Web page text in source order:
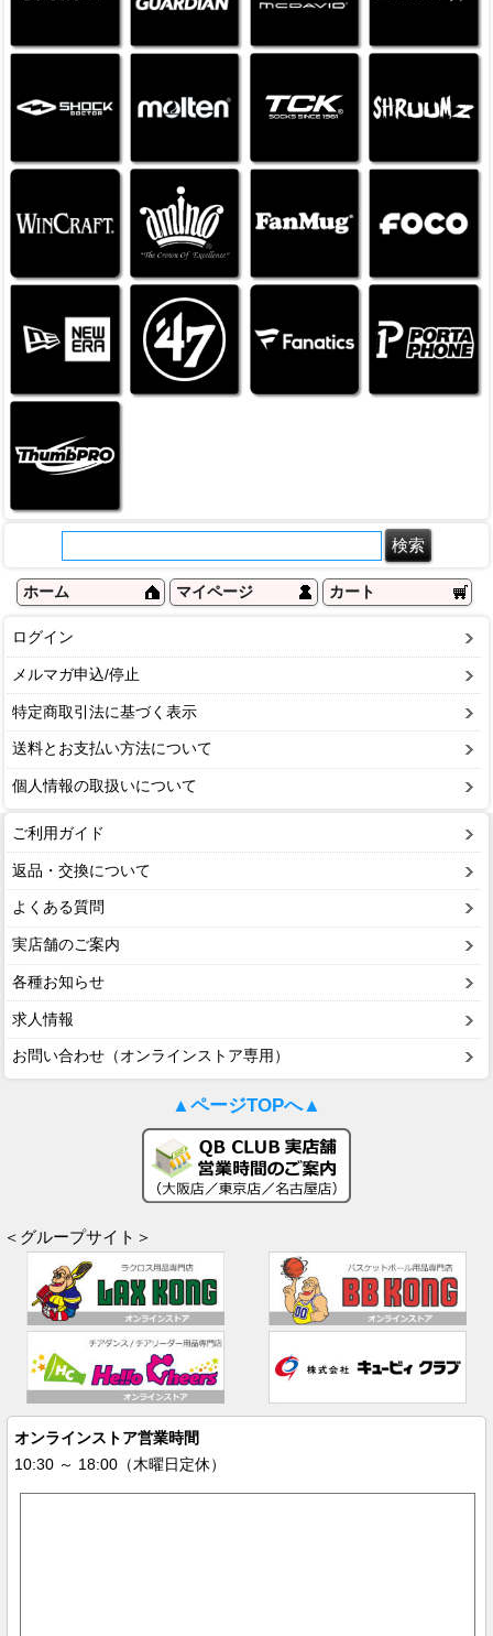
ホーム マイページ カート
ログイン
メルマガ申込/停止
特定商取引法に基づく表示
送料とお支払い方法について
個人情報の取扱いについて
ご利用ガイド
返品・交換について
よくある質問
実店舗のご案内
各種お知らせ
求人情報
お問い合わせ（オンラインストア専用）
▲ページTOPへ▲
＜グループサイト＞
オンラインストア営業時間
10:30 ～ 18:00（木曜日定休）